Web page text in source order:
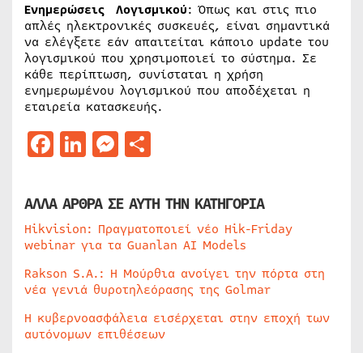
Ενημερώσεις Λογισμικού: Όπως και στις πιο
απλές ηλεκτρονικές συσκευές, είναι σημαντικά
να ελέγξετε εάν απαιτείται κάποιο update του
λογισμικού που χρησιμοποιεί το σύστημα. Σε
κάθε περίπτωση, συνίσταται η χρήση
ενημερωμένου λογισμικού που αποδέχεται η
εταιρεία κατασκευής.
Facebook
LinkedIn
Messenger
ΑΛΛΑ ΑΡΘΡΑ ΣΕ ΑΥΤΗ ΤΗΝ ΚΑΤΗΓΟΡΙΑ
Hikvision: Πραγματοποιεί νέο Hik-Friday
webinar για τα Guanlan AI Models
Rakson S.A.: Η Μούρθια ανοίγει την πόρτα στη
νέα γενιά θυροτηλεόρασης της Golmar
Η κυβερνοασφάλεια εισέρχεται στην εποχή των
αυτόνομων επιθέσεων